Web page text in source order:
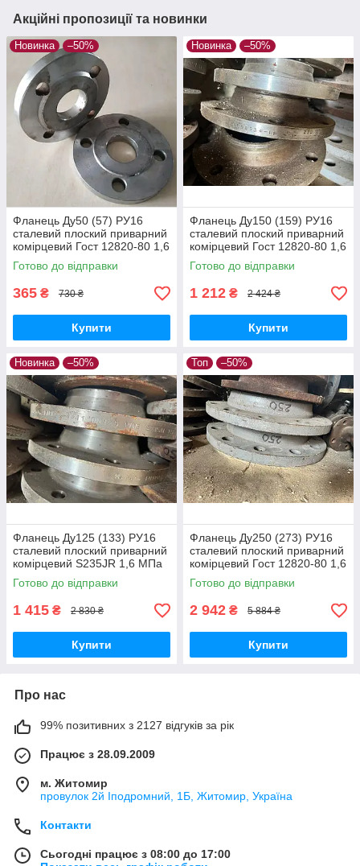
Акційні пропозиції та новинки
Новинка –50%
Фланець Ду50 (57) РУ16
сталевий плоский приварний
комірцевий Гост 12820-80 1,6
МПа
Готово до відправки
365 ₴ 730 ₴
Купити
Новинка –50%
Фланець Ду150 (159) РУ16
сталевий плоский приварний
комірцевий Гост 12820-80 1,6
МПа
Готово до відправки
1 212 ₴ 2 424 ₴
Купити
Новинка –50%
Фланець Ду125 (133) РУ16
сталевий плоский приварний
комірцевий S235JR 1,6 МПа
Готово до відправки
1 415 ₴ 2 830 ₴
Купити
Топ –50%
Фланець Ду250 (273) РУ16
сталевий плоский приварний
комірцевий Гост 12820-80 1,6
МПа
Готово до відправки
2 942 ₴ 5 884 ₴
Купити
Про нас
99% позитивних з 2127 відгуків за рік
Працює з 28.09.2009
м. Житомир
провулок 2й Іподромний, 1Б, Житомир, Україна
Контакти
Сьогодні працює з 08:00 до 17:00